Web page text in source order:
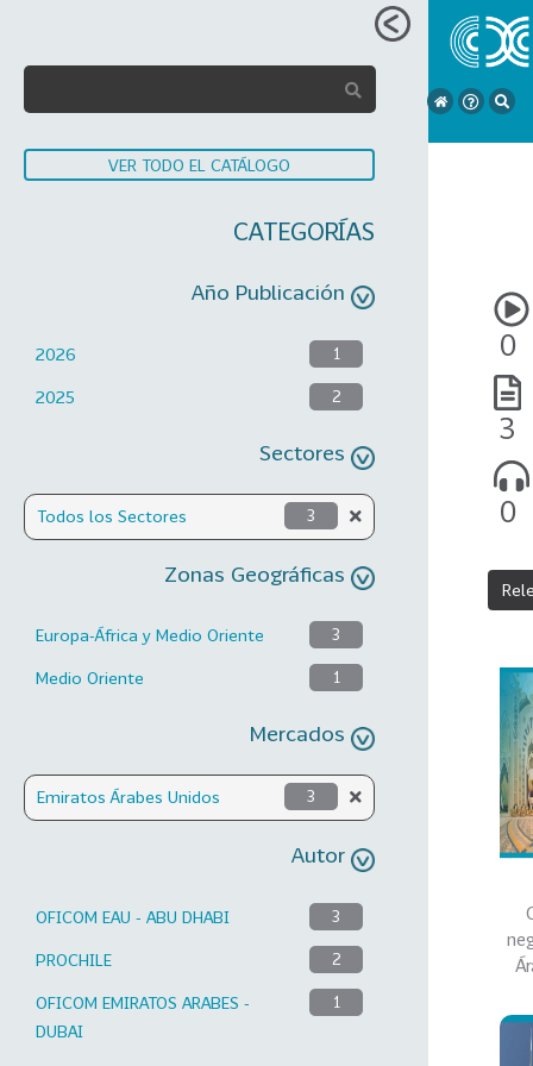
VER TODO EL CATÁLOGO
CATEGORÍAS
Año Publicación
2026 1
2025 2
Sectores
Todos los Sectores 3
Zonas Geográficas
Europa-África y Medio Oriente 3
Medio Oriente 1
Mercados
Emiratos Árabes Unidos 3
Autor
OFICOM EAU - ABU DHABI 3
PROCHILE 2
OFICOM EMIRATOS ARABES -
DUBAI
1
0
3
0